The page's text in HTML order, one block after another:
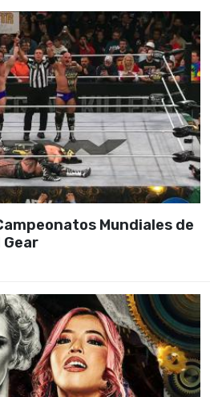
Mundiales de
Gear